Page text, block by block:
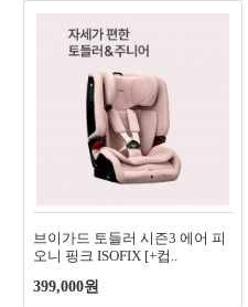
브이가드 토들러 시즌3 에어 피
오니 핑크 ISOFIX [+컵..
399,000원